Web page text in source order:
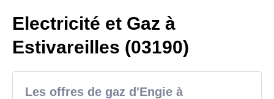
Electricité et Gaz à
Estivareilles (03190)
Les offres de gaz d'Engie à